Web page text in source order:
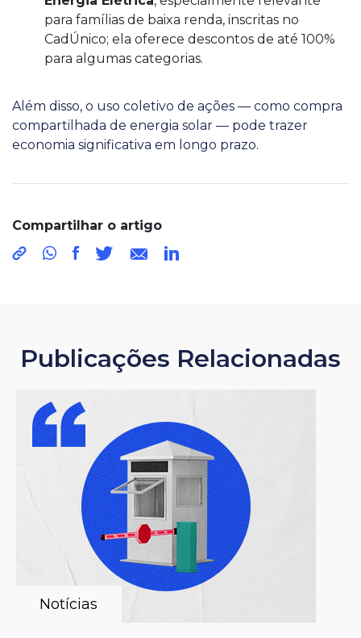
para famílias de baixa renda, inscritas no
CadÚnico; ela oferece descontos de até 100%
para algumas categorias.
Além disso, o uso coletivo de ações — como compra
compartilhada de energia solar — pode trazer
economia significativa em longo prazo.
Compartilhar o artigo
Publicações Relacionadas
Notícias